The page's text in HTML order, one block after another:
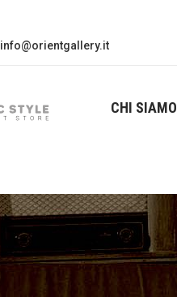
info@orientgallery.it
CHI SIAMO